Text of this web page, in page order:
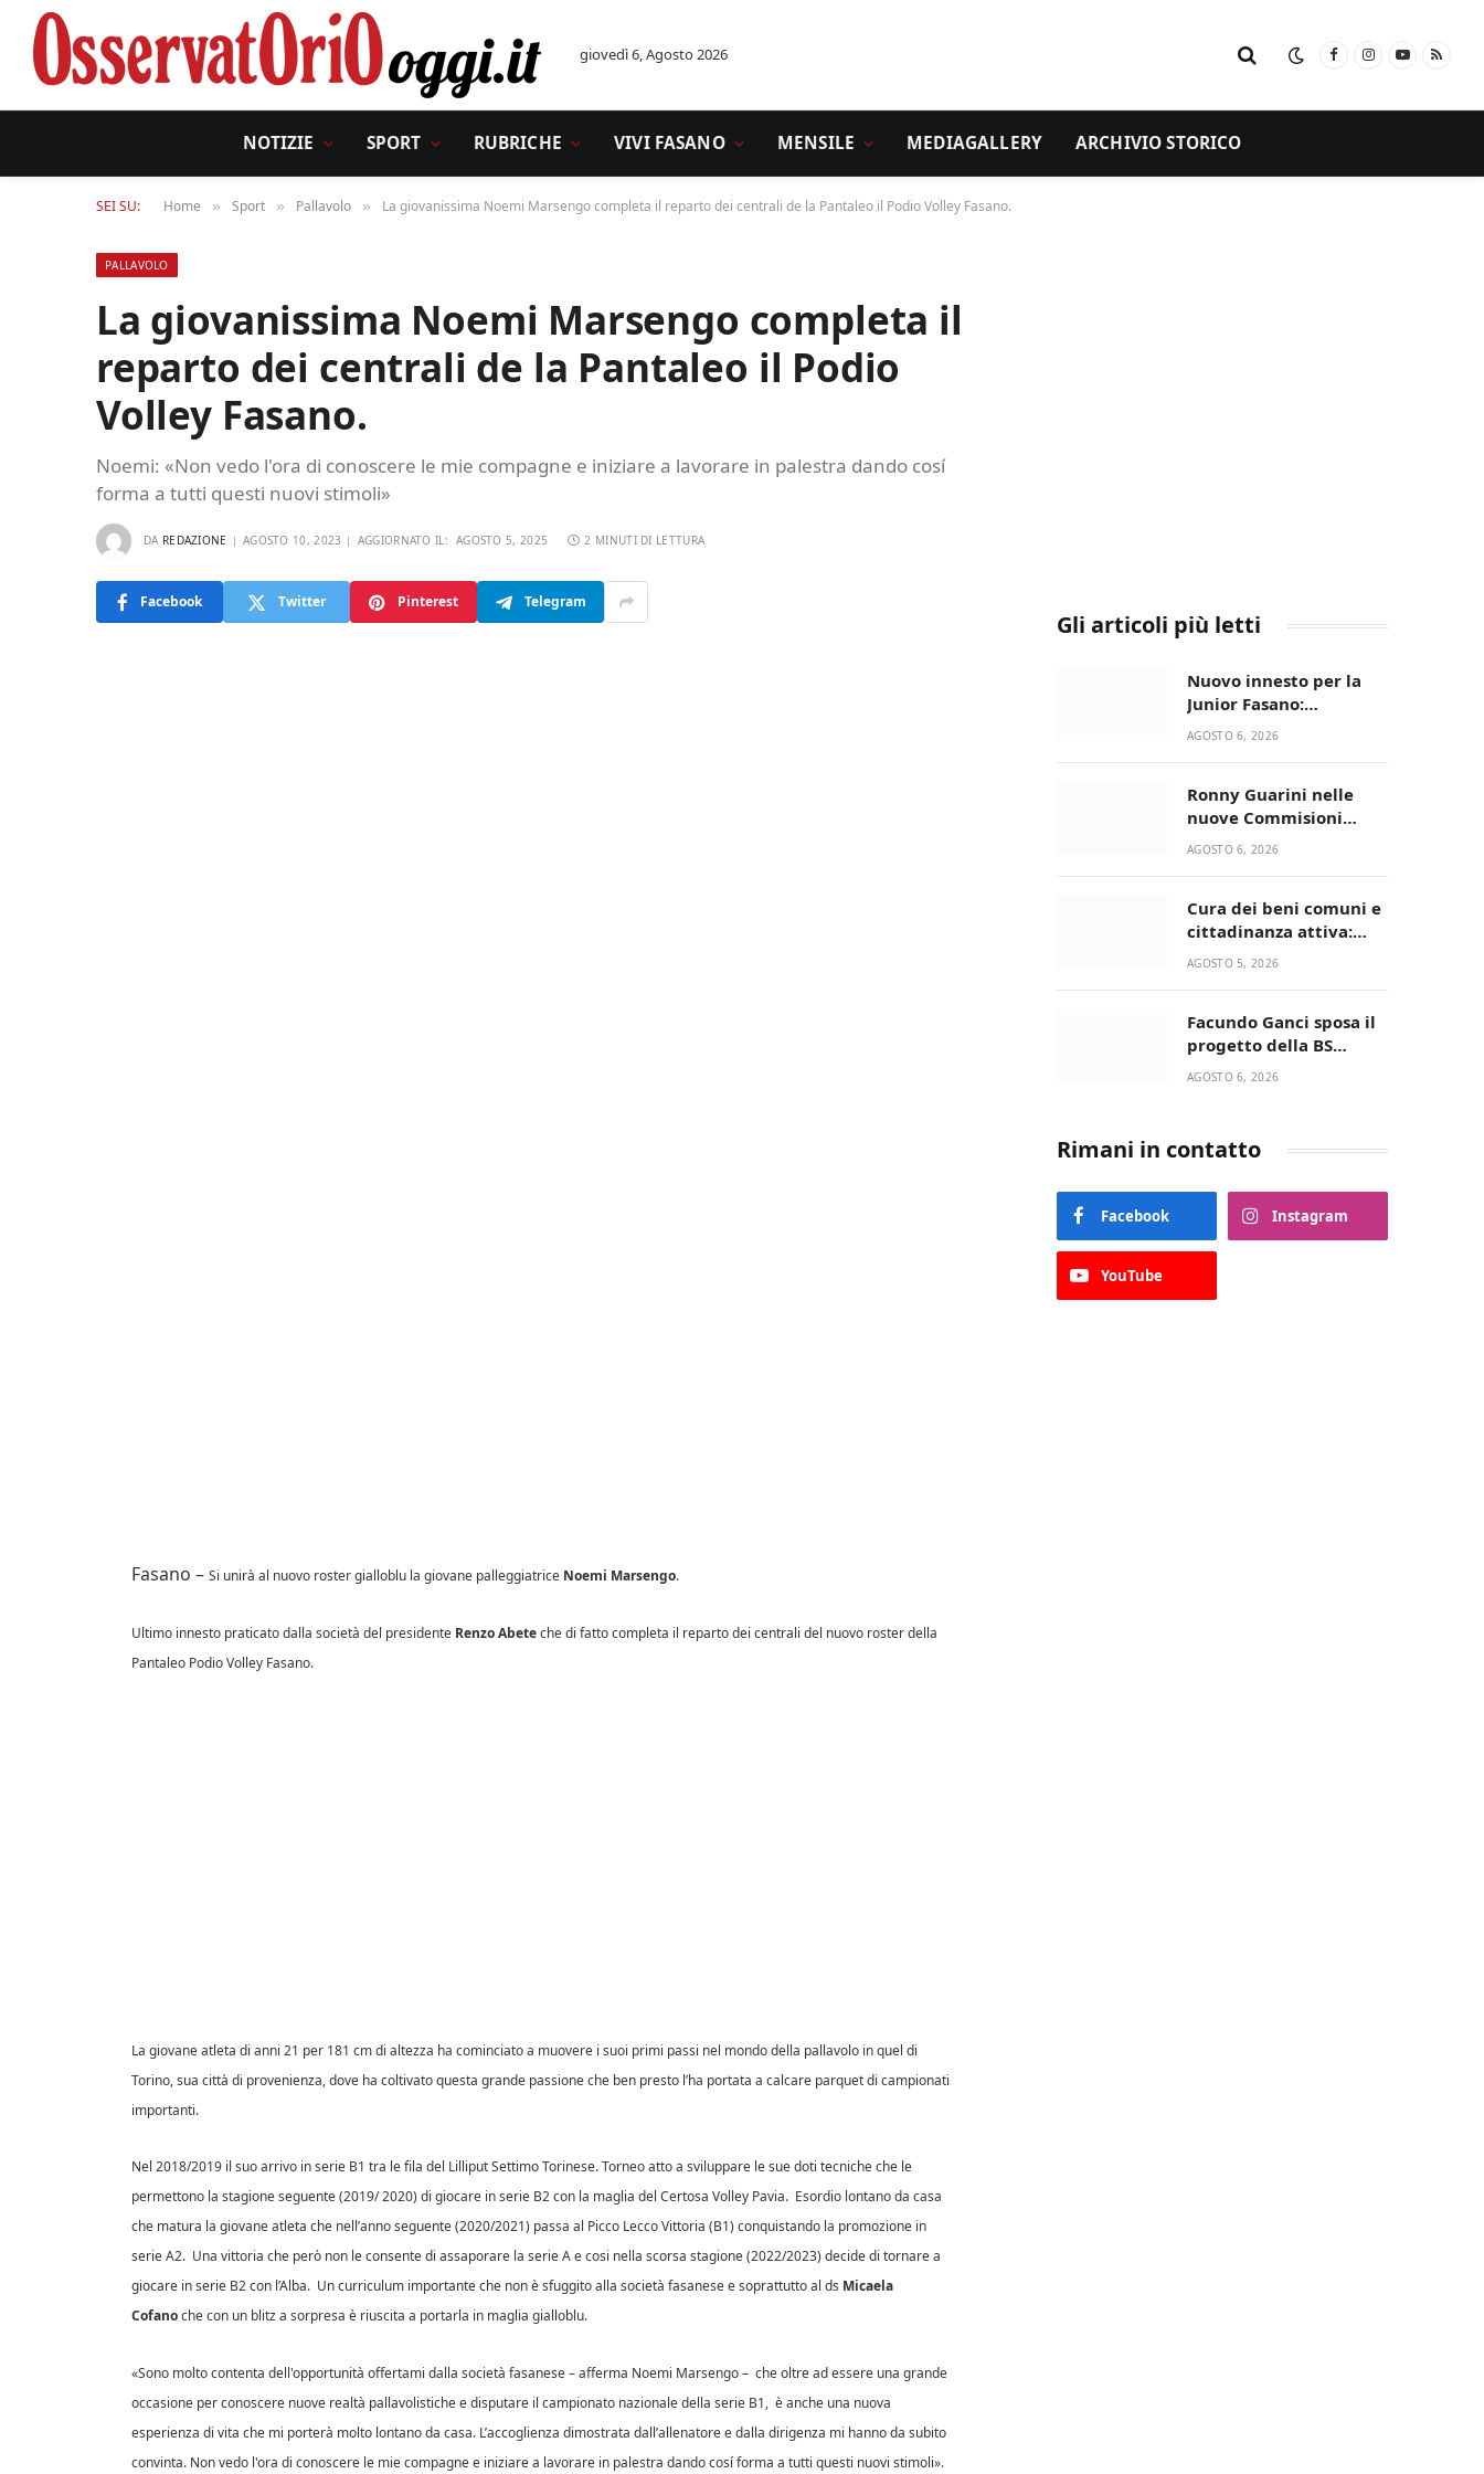
giovedì 6, Agosto 2026 FacebookInstagram
YouTube
RSS
NOTIZIE SPORT RUBRICHE VIVI FASANO MENSILE MEDIAGALLERY ARCHIVIO STORICO
SEI SU: Home » Sport » Pallavolo » La giovanissima Noemi Marsengo completa il reparto dei centrali de la Pantaleo il Podio Volley Fasano.
PALLAVOLO
La giovanissima Noemi Marsengo completa il
reparto dei centrali de la Pantaleo il Podio
Volley Fasano.
Noemi: «Non vedo l'ora di conoscere le mie compagne e iniziare a lavorare in palestra dando cosí
forma a tutti questi nuovi stimoli»
DA REDAZIONE AGOSTO 10, 2023 AGGIORNATO IL: AGOSTO 5, 2025 2 MINUTI DI LETTURA
Facebook Twitter Pinterest Telegram
Fasano – Si unirà al nuovo roster gialloblu la giovane palleggiatrice Noemi Marsengo.
Ultimo innesto praticato dalla società del presidente Renzo Abeteche di fatto completa il reparto dei centrali del nuovo roster della
Pantaleo Podio Volley Fasano.
La giovane atleta di anni 21 per 181 cm di altezza ha cominciato a muovere i suoi primi passi nel mondo della pallavolo in quel di
Torino, sua città di provenienza, dove ha coltivato questa grande passione che ben presto l’ha portata a calcare parquet di campionati
importanti.
Nel 2018/2019 il suo arrivo in serie B1 tra le fila del Lilliput Settimo Torinese. Torneo atto a sviluppare le sue doti tecniche che le
permettono la stagione seguente (2019/ 2020) di giocare in serie B2 con la maglia del Certosa Volley Pavia. Esordio lontano da casa
che matura la giovane atleta che nell’anno seguente (2020/2021) passa al Picco Lecco Vittoria (B1) conquistando la promozione in
serie A2. Una vittoria che però non le consente di assaporare la serie A e cosi nella scorsa stagione (2022/2023) decide di tornare a
giocare in serie B2 con l’Alba. Un curriculum importante che non è sfuggito alla società fasanese e soprattutto al ds Micaela
Cofanoche con un blitz a sorpresa è riuscita a portarla in maglia gialloblu.
«Sono molto contenta dell'opportunità offertami dalla società fasanese – afferma Noemi Marsengo – che oltre ad essere una grande
occasione per conoscere nuove realtà pallavolistiche e disputare il campionato nazionale della serie B1, è anche una nuova
esperienza di vita che mi porterà molto lontano da casa. L’accoglienza dimostrata dall’allenatore e dalla dirigenza mi hanno da subito
convinta. Non vedo l'ora di conoscere le mie compagne e iniziare a lavorare in palestra dando cosí forma a tutti questi nuovi stimoli».
Gli articoli più letti
Nuovo innesto per la
Junior Fasano:
ingaggiato il
AGOSTO 6, 2026
Ronny Guarini nelle
nuove Commisioni
Acisport
AGOSTO 6, 2026
Cura dei beni comuni e
cittadinanza attiva:
online l’avviso per la
AGOSTO 5, 2026
Facundo Ganci sposa il
progetto della BS
Soccer Team Fasano e
AGOSTO 6, 2026
Rimani in contatto
Facebook Instagram
YouTube